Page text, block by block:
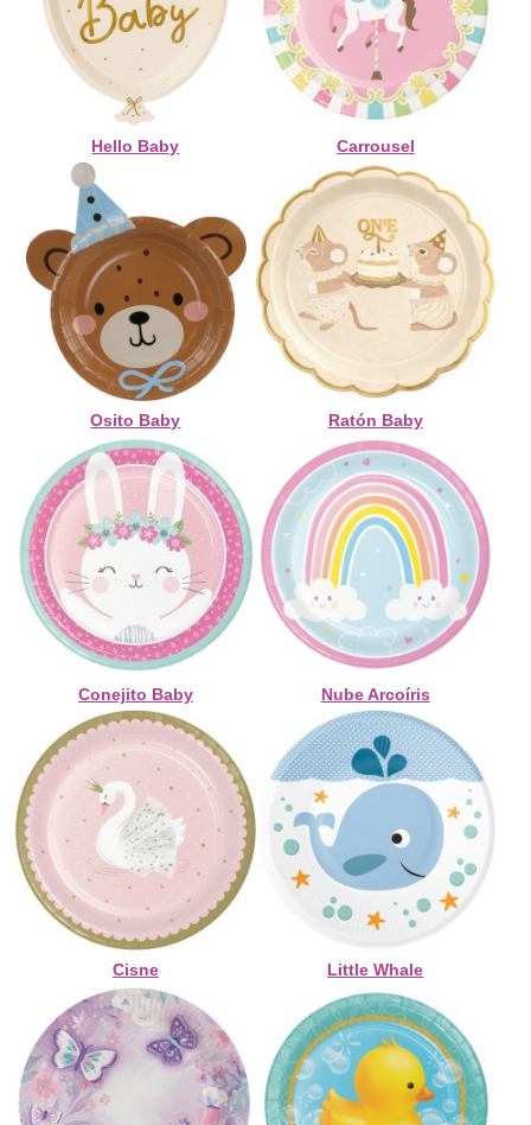
Hello Baby Carrousel
Osito Baby Ratón Baby
Conejito Baby Nube Arcoíris
Cisne Little Whale